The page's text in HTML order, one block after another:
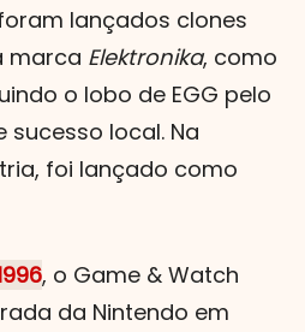
lançados clones
marca Elektronika, como
o lobo de EGG pelo
sucesso local. Na
foi lançado como
, o Game & Watch
da Nintendo em